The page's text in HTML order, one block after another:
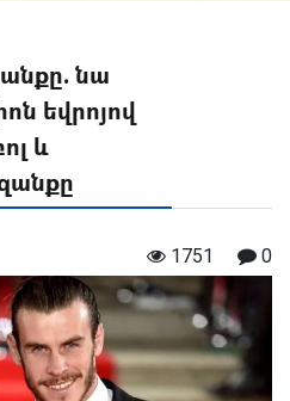
նա
եվրոյով
և
1751 0